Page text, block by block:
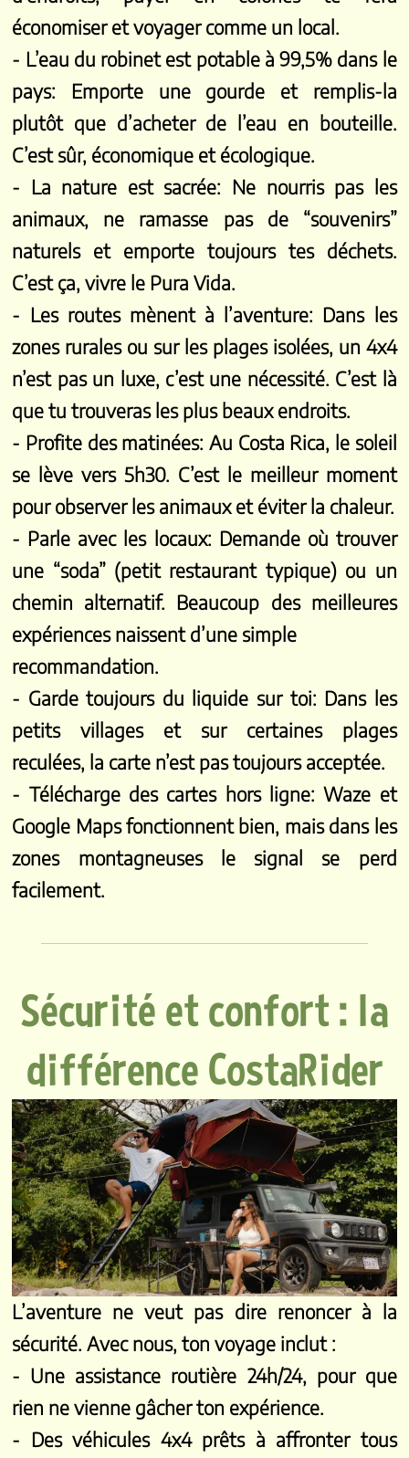
économiser et voyager comme un local.
- L’eau du robinet est potable à 99,5% dans le
pays: Emporte une gourde et remplis-la
plutôt que d’acheter de l’eau en bouteille.
C’est sûr, économique et écologique.
- La nature est sacrée: Ne nourris pas les
animaux, ne ramasse pas de “souvenirs”
naturels et emporte toujours tes déchets.
C’est ça, vivre le Pura Vida.
- Les routes mènent à l’aventure: Dans les
zones rurales ou sur les plages isolées, un 4x4
n’est pas un luxe, c’est une nécessité. C’est là
que tu trouveras les plus beaux endroits.
- Profite des matinées: Au Costa Rica, le soleil
se lève vers 5h30. C’est le meilleur moment
pour observer les animaux et éviter la chaleur.
- Parle avec les locaux: Demande où trouver
une “soda” (petit restaurant typique) ou un
chemin alternatif. Beaucoup des meilleures
expériences naissent d’une simple
recommandation.
- Garde toujours du liquide sur toi: Dans les
petits villages et sur certaines plages
reculées, la carte n’est pas toujours acceptée.
- Télécharge des cartes hors ligne: Waze et
Google Maps fonctionnent bien, mais dans les
zones montagneuses le signal se perd
facilement.
Sécurité et confort : la
différence CostaRider
L’aventure ne veut pas dire renoncer à la
sécurité. Avec nous, ton voyage inclut :
- Une assistance routière 24h/24, pour que
rien ne vienne gâcher ton expérience.
- Des véhicules 4x4 prêts à affronter tous